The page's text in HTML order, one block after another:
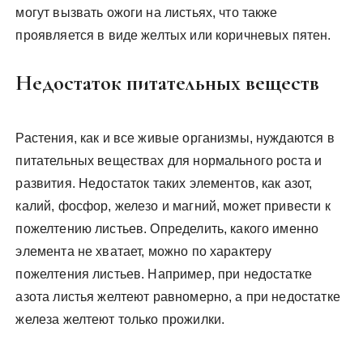
могут вызвать ожоги на листьях, что также
проявляется в виде желтых или коричневых пятен.
Недостаток питательных веществ
Растения, как и все живые организмы, нуждаются в
питательных веществах для нормального роста и
развития. Недостаток таких элементов, как азот,
калий, фосфор, железо и магний, может привести к
пожелтению листьев. Определить, какого именно
элемента не хватает, можно по характеру
пожелтения листьев. Например, при недостатке
азота листья желтеют равномерно, а при недостатке
железа желтеют только прожилки.